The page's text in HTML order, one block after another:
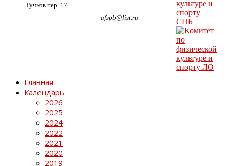
Тучков пер. 17
afspb@list.ru
Главная
Календарь
2026
2025
2024
2022
2021
2020
2019